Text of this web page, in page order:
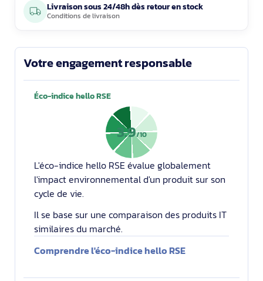
Livraison sous 24/48h dès retour en stock
Conditions de livraison
Votre engagement responsable
Éco-indice hello RSE
3.9/10
L'éco-indice hello RSE évalue globalement
l'impact environnemental d'un produit sur son
cycle de vie.
Il se base sur une comparaison des produits IT
similaires du marché.
Comprendre l'éco-indice hello RSE